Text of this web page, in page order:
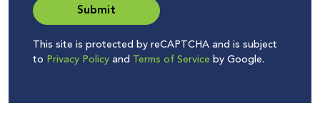
Submit
This site is protected by reCAPTCHA and is subject
to Privacy Policyand Terms of Service by Google.